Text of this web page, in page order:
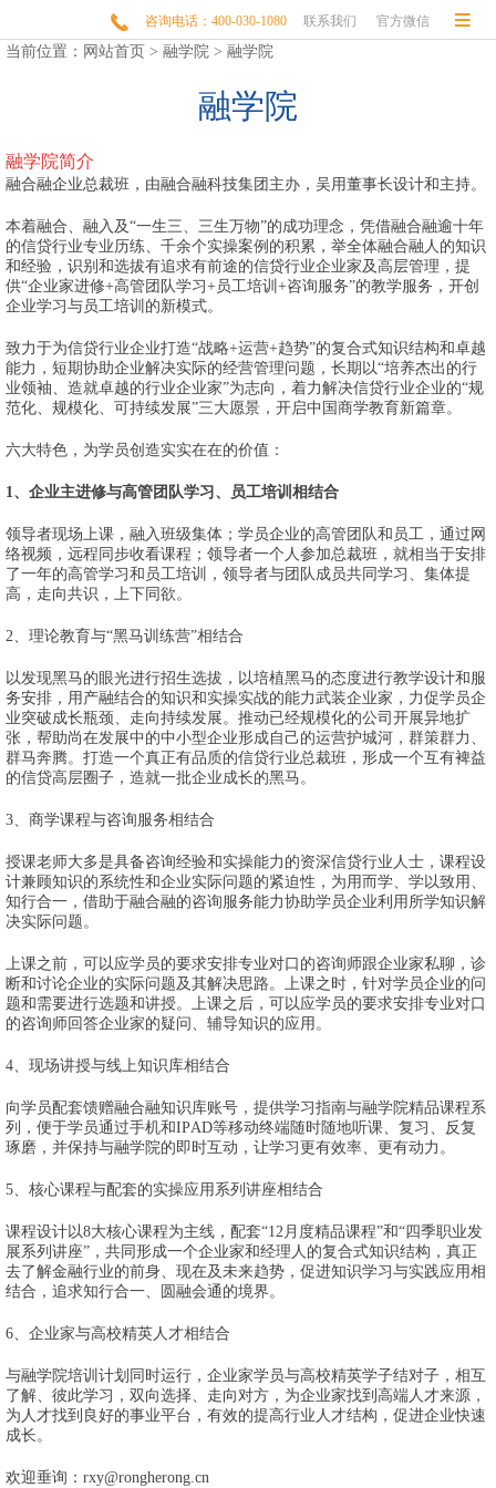
 咨询电话：400-030-1080 联系我们 官方微信 
当前位置： 网站首页 > 融学院 > 融学院
融学院
融学院简介
融合融企业总裁班，由融合融科技集团主办，吴用董事长设计和主持。
本着融合、融入及“一生三、三生万物”的成功理念，凭借融合融逾十年
的信贷行业专业历练、千余个实操案例的积累，举全体融合融人的知识
和经验，识别和选拔有追求有前途的信贷行业企业家及高层管理，提
供“企业家进修+高管团队学习+员工培训+咨询服务”的教学服务，开创
企业学习与员工培训的新模式。
致力于为信贷行业企业打造“战略+运营+趋势”的复合式知识结构和卓越
能力，短期协助企业解决实际的经营管理问题，长期以“培养杰出的行
业领袖、造就卓越的行业企业家”为志向，着力解决信贷行业企业的“规
范化、规模化、可持续发展”三大愿景，开启中国商学教育新篇章。
六大特色，为学员创造实实在在的价值：
1、企业主进修与高管团队学习、员工培训相结合
领导者现场上课，融入班级集体；学员企业的高管团队和员工，通过网
络视频，远程同步收看课程；领导者一个人参加总裁班，就相当于安排
了一年的高管学习和员工培训，领导者与团队成员共同学习、集体提
高，走向共识，上下同欲。
2、理论教育与“黑马训练营”相结合
以发现黑马的眼光进行招生选拔，以培植黑马的态度进行教学设计和服
务安排，用产融结合的知识和实操实战的能力武装企业家，力促学员企
业突破成长瓶颈、走向持续发展。推动已经规模化的公司开展异地扩
张，帮助尚在发展中的中小型企业形成自己的运营护城河，群策群力、
群马奔腾。打造一个真正有品质的信贷行业总裁班，形成一个互有裨益
的信贷高层圈子，造就一批企业成长的黑马。
3、商学课程与咨询服务相结合
授课老师大多是具备咨询经验和实操能力的资深信贷行业人士，课程设
计兼顾知识的系统性和企业实际问题的紧迫性，为用而学、学以致用、
知行合一，借助于融合融的咨询服务能力协助学员企业利用所学知识解
决实际问题。
上课之前，可以应学员的要求安排专业对口的咨询师跟企业家私聊，诊
断和讨论企业的实际问题及其解决思路。上课之时，针对学员企业的问
题和需要进行选题和讲授。上课之后，可以应学员的要求安排专业对口
的咨询师回答企业家的疑问、辅导知识的应用。
4、现场讲授与线上知识库相结合
向学员配套馈赠融合融知识库账号，提供学习指南与融学院精品课程系
列，便于学员通过手机和IPAD等移动终端随时随地听课、复习、反复
琢磨，并保持与融学院的即时互动，让学习更有效率、更有动力。
5、核心课程与配套的实操应用系列讲座相结合
课程设计以8大核心课程为主线，配套“12月度精品课程”和“四季职业发
展系列讲座”，共同形成一个企业家和经理人的复合式知识结构，真正
去了解金融行业的前身、现在及未来趋势，促进知识学习与实践应用相
结合，追求知行合一、圆融会通的境界。
6、企业家与高校精英人才相结合
与融学院培训计划同时运行，企业家学员与高校精英学子结对子，相互
了解、彼此学习，双向选择、走向对方，为企业家找到高端人才来源，
为人才找到良好的事业平台，有效的提高行业人才结构，促进企业快速
成长。
欢迎垂询：rxy@rongherong.cn